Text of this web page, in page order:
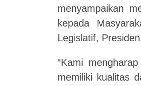
menyampaikan
kepada
Legislatif,
“Kami
memiliki kualitas